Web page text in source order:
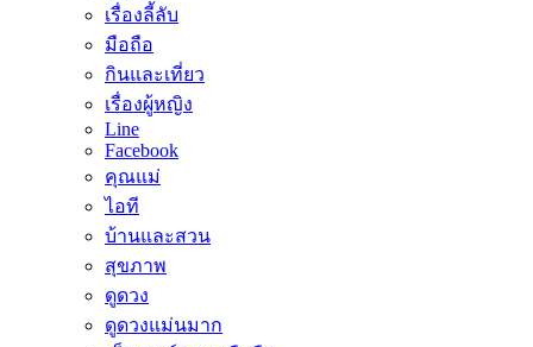
เรื่องลี้ลับ
มือถือ
กินและเที่ยว
เรื่องผู้หญิง
Line
Facebook
คุณแม่
ไอที
บ้านและสวน
สุขภาพ
ดูดวง
ดูดวงแม่นมาก